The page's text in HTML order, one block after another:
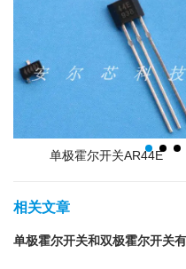
单极霍尔开关AR44E
相关文章
单极霍尔开关和双极霍尔开关